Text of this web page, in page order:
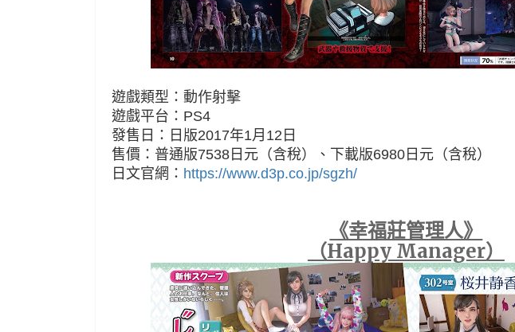
遊戲類型：動作射擊
遊戲平台：PS4
發售日：日版2017年1月12日
售價：普通版7538日元（含稅）、下載版6980日元 （含稅）
日文官網： https://www.d3p.co.jp/sgzh/
《幸福莊管理人》
（Happy Manager）